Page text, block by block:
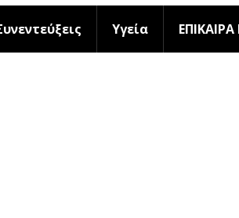
Υγεία